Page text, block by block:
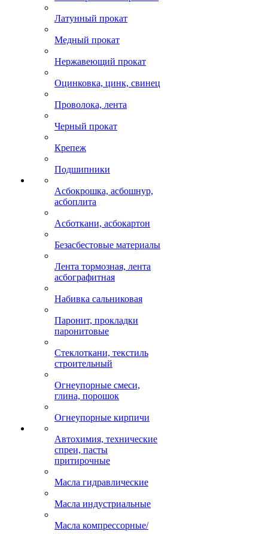
Латунный прокат
Медный прокат
Нержавеющий прокат
Оцинковка, цинк, свинец
Проволока, лента
Черный прокат
Крепеж
Подшипники
Асбокрошка, асбошнур,
асбоплита
Асботкани, асбокартон
Безасбестовые материалы
Лента тормозная, лента
асбографитная
Набивка сальниковая
Паронит, прокладки
паронитовые
Стеклоткани, текстиль
строительный
Огнеупорные смеси,
глина, порошок
Огнеупорные кирпичи
Автохимия, технические
спреи, пасты
притирочные
Масла гидравлические
Масла индустриальные
Масла компрессорные/